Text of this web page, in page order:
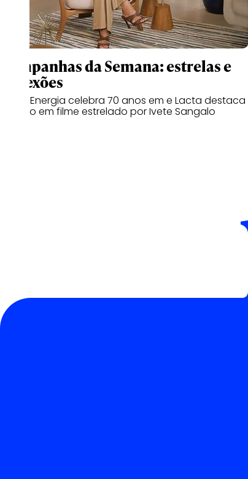
Campanhas da Semana: estrelas e
conexões
Copa Energia celebra 70 anos em e Lacta destaca
o afeto em filme estrelado por Ivete Sangalo